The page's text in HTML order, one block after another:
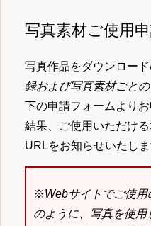
写真素材ご使用
写真作品をダウンロー
録および写真素材ごと
下の申請フォームより
結果、ご使用いただけ
URLをお知らせいたしま
※Webサイトでご使
のように、写真を使